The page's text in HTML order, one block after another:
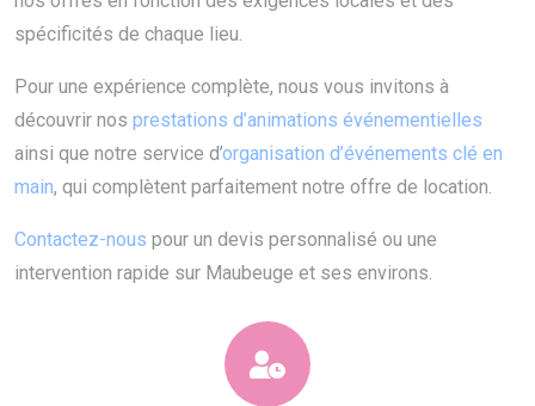
spécificités de chaque lieu.
Pour une expérience complète, nous vous invitons à
découvrir nos prestations d’animations événementielles
ainsi que notre service d’organisation d’événements clé en
main, qui complètent parfaitement notre offre de location.
Contactez-nous pour un devis personnalisé ou une
intervention rapide sur Maubeuge et ses environs.